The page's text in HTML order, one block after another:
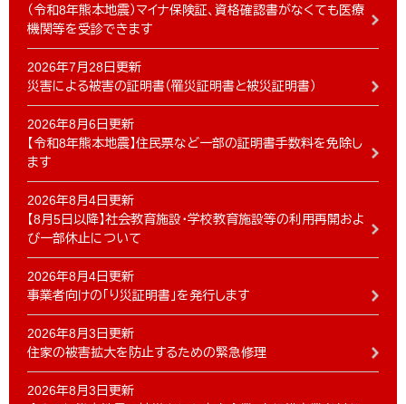
（令和8年熊本地震）マイナ保険証、資格確認書がなくても医療
機関等を受診できます
2026年7月28日更新
災害による被害の証明書（罹災証明書と被災証明書）
2026年8月6日更新
【令和8年熊本地震】住民票など一部の証明書手数料を免除し
ます
2026年8月4日更新
【8月5日以降】社会教育施設・学校教育施設等の利用再開およ
び一部休止について
2026年8月4日更新
事業者向けの「り災証明書」を発行します
2026年8月3日更新
住家の被害拡大を防止するための緊急修理
2026年8月3日更新